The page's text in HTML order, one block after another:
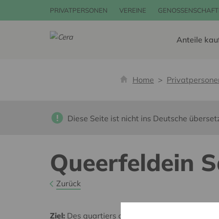
PRIVATPERSONEN VEREINE
Anteile
Home
Diese Seite ist nicht ins Deutsche
Queerfeldein
Zurück
Ziel: Des quartiers chaleureux et bienveillants